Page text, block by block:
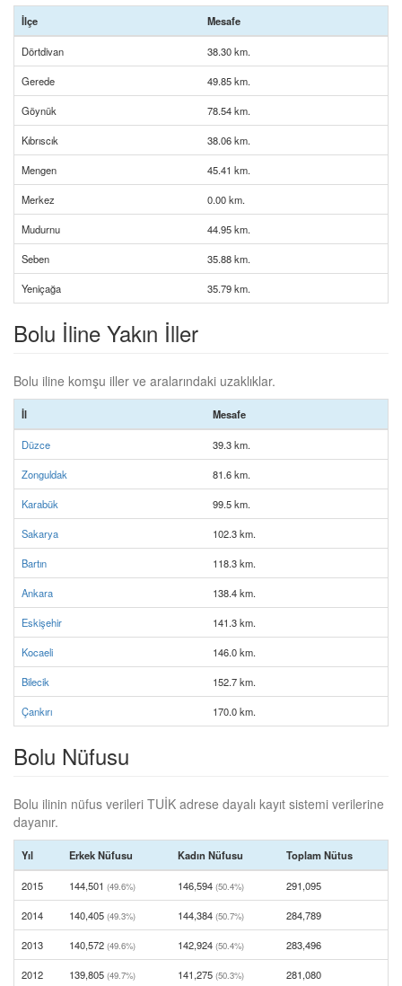
İlçe Mesafe
Dörtdivan 38.30 km.
Gerede 49.85 km.
Göynük 78.54 km.
Kıbrıscık 38.06 km.
Mengen 45.41 km.
Merkez 0.00 km.
Mudurnu 44.95 km.
Seben 35.88 km.
Yeniçağa 35.79 km.
Bolu İline Yakın İller
Bolu iline komşu iller ve aralarındaki uzaklıklar.
İl Mesafe
Düzce 39.3 km.
Zonguldak 81.6 km.
Karabük 99.5 km.
Sakarya 102.3 km.
Bartın 118.3 km.
Ankara 138.4 km.
Eskişehir 141.3 km.
Kocaeli 146.0 km.
Bilecik 152.7 km.
Çankırı 170.0 km.
Bolu Nüfusu
Bolu ilinin nüfus verileri TUİK adrese dayalı kayıt sistemi verilerine
dayanır.
Yıl Erkek Nüfusu Kadın Nüfusu Toplam Nütus
2015 144,501 (49.6%) 146,594 (50.4%) 291,095
2014 140,405 (49.3%) 144,384 (50.7%) 284,789
2013 140,572 (49.6%) 142,924 (50.4%) 283,496
2012 139,805 (49.7%) 141,275 (50.3%) 281,080